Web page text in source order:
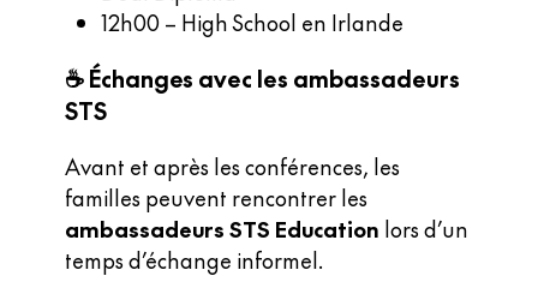
12h00 – High School en Irlande
☕ Échanges avec les ambassadeurs
STS
Avant et après les conférences, les
familles peuvent rencontrer les
ambassadeurs STS Education lors d’un
temps d’échange informel.